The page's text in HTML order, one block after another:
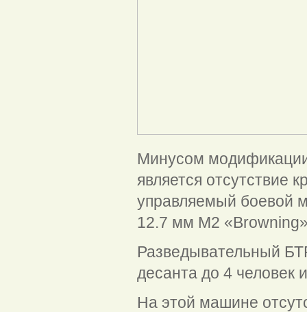
Минусом
является отсутствие
управляемый боевой
12.7 мм M2
Разведывательный
десанта до 4 человек
На этой машине